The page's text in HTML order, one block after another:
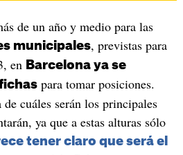
de un año y medio para las
municipales, previstas para
en Barcelona ya se
para tomar posiciones.
cuáles serán los principales
ya que a estas alturas sólo
tener claro que será el